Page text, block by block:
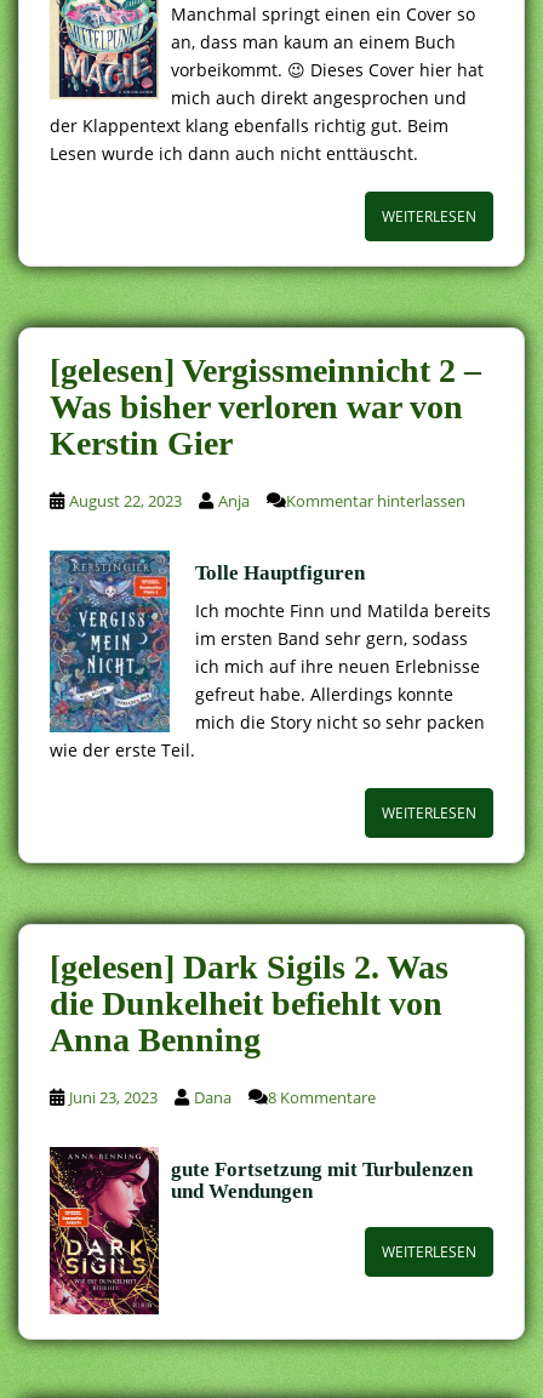
Manchmal springt einen ein Cover so
an, dass man kaum an einem Buch
vorbeikommt. 😉 Dieses Cover hier hat
mich auch direkt angesprochen und
der Klappentext klang ebenfalls richtig gut. Beim
Lesen wurde ich dann auch nicht enttäuscht.
WEITERLESEN
[gelesen] Vergissmeinnicht 2 –
Was bisher verloren war von
Kerstin Gier
August 22, 2023 Anja Kommentar hinterlassen
Tolle Hauptfiguren
Ich mochte Finn und Matilda bereits
im ersten Band sehr gern, sodass
ich mich auf ihre neuen Erlebnisse
gefreut habe. Allerdings konnte
mich die Story nicht so sehr packen
wie der erste Teil.
WEITERLESEN
[gelesen] Dark Sigils 2. Was
die Dunkelheit befiehlt von
Anna Benning
Juni 23, 2023 Dana 8 Kommentare
gute Fortsetzung mit Turbulenzen
und Wendungen
WEITERLESEN